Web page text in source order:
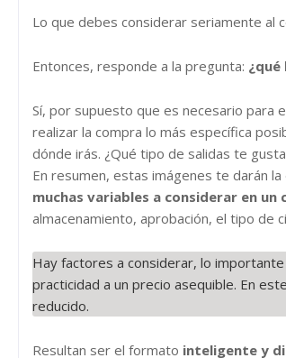
Lo que debes considerar seriamente al
Entonces, responde a la pregunta: ¿qué
Sí, por supuesto que es necesario para
realizar la compra lo más específica
dónde irás. ¿Qué tipo de salidas te
En resumen, estas imágenes te darán
muchas variables a considerar en un
almacenamiento, aprobación, el tipo de
Hay factores a considerar, lo
practicidad a un precio asequible. En
reducido.
Resultan ser el formato inteligente y